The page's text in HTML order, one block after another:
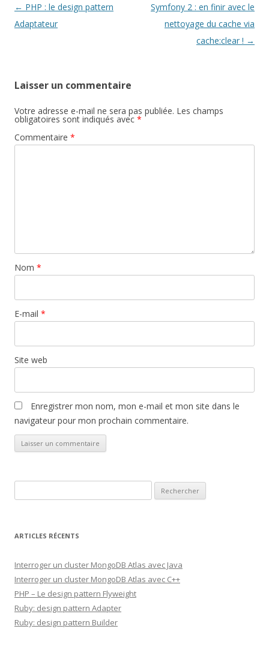
Navigation
des
← PHP : le design pattern
Adaptateur
Symfony 2 : en finir avec le
nettoyage du cache via
cache:clear ! →
Laisser un commentaire
Votre adresse e-mail ne sera pas publiée. Les champs
obligatoires sont indiqués avec *
Commentaire *
Nom *
E-mail *
Site web
Enregistrer mon nom, mon e-mail et mon site dans le
navigateur pour mon prochain commentaire.
ARTICLES RÉCENTS
Interroger un cluster MongoDB Atlas avec Java
Interroger un cluster MongoDB Atlas avec C++
PHP – Le design pattern Flyweight
Ruby: design pattern Adapter
Ruby: design pattern Builder